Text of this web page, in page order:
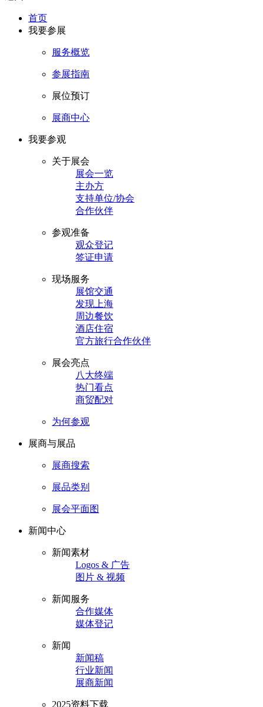
首页
我要参展
服务概览
参展指南
展位预订
展商中心
我要参观
关于展会
展会一览
主办方
支持单位/协会
合作伙伴
参观准备
观众登记
签证申请
现场服务
展馆交通
发现上海
周边餐饮
酒店住宿
官方旅行合作伙伴
展会亮点
八大终端
热门看点
商贸配对
为何参观
展商与展品
展商搜索
展品类别
展会平面图
新闻中心
新闻素材
Logos & 广告
图片 & 视频
新闻服务
合作媒体
媒体登记
新闻
新闻稿
行业新闻
展商新闻
2025资料下载